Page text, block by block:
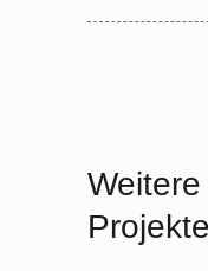
Projekte